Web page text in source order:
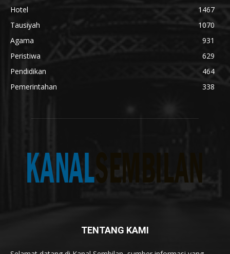
Hotel
1467
Tausiyah
1070
Agama
931
Peristiwa
629
Pendidikan
464
Pemerintahan
338
TENTANG KAMI